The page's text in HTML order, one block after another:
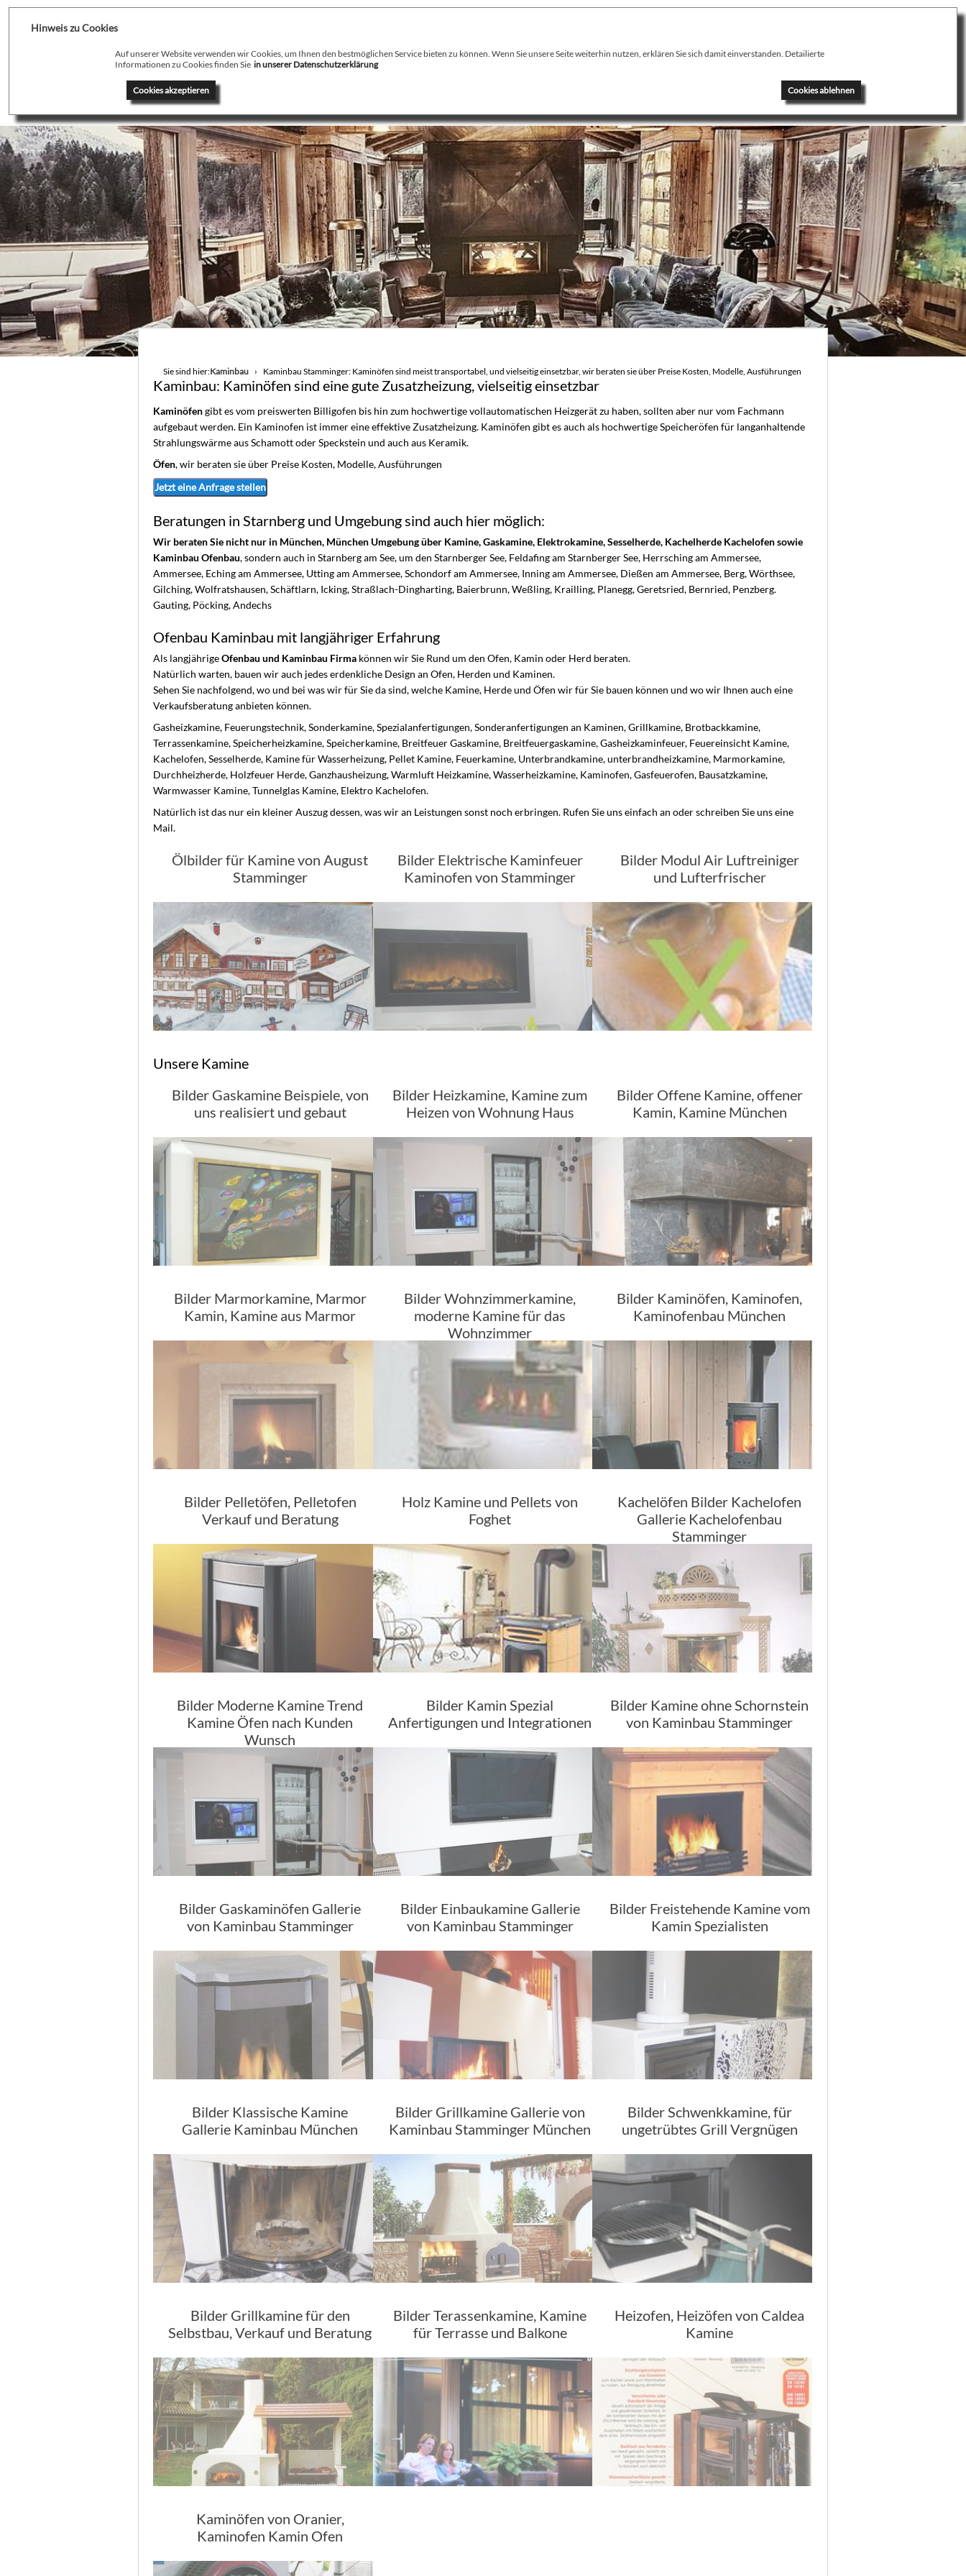
Hinweis zu Cookies
Auf unserer Website verwenden wir Cookies, um Ihnen den bestmöglichen Service bieten zu können. Wenn Sie unsere Seite weiterhin nutzen, erklären Sie sich damit einverstanden. Detailierte
Informationen zu Cookies finden Sie in unserer Datenschutzerklärung
Cookies ablehnen
Cookies akzeptieren
August Stamminger
Sie sind hier:Kaminbau Kaminbau Stamminger: Kaminöfen sind meist transportabel, und vielseitig einsetzbar, wir beraten sie über Preise Kosten, Modelle, Ausführungen
Kaminbau: Kaminöfen sind eine gute Zusatzheizung, vielseitig einsetzbar
Kaminöfengibt es vom preiswerten Billigofen bis hin zum hochwertige vollautomatischen Heizgerät zu haben, sollten aber nur vom Fachmann
aufgebaut werden. Ein Kaminofen ist immer eine effektive Zusatzheizung. Kaminöfen gibt es auch als hochwertige Speicheröfen für langanhaltende
Strahlungswärme aus Schamott oder Speckstein und auch aus Keramik.
Öfen, wir beraten sie über Preise Kosten, Modelle, Ausführungen
Jetzt eine Anfrage stellen
Beratungen in Starnberg und Umgebung sind auch hier möglich:
Wir beraten Sie nicht nur in München, München Umgebung über Kamine, Gaskamine, Elektrokamine, Sesselherde, Kachelherde Kachelofen sowie
Kaminbau Ofenbau, sondern auch in Starnberg am See, um den Starnberger See, Feldafing am Starnberger See, Herrsching am Ammersee,
Ammersee, Eching am Ammersee, Utting am Ammersee, Schondorf am Ammersee, Inning am Ammersee, Dießen am Ammersee, Berg, Wörthsee,
Gilching, Wolfratshausen, Schäftlarn, Icking, Straßlach-Dingharting, Baierbrunn, Weßling, Krailling, Planegg, Geretsried, Bernried, Penzberg.
Gauting, Pöcking, Andechs
Ofenbau Kaminbau mit langjähriger Erfahrung
Als langjährigeOfenbau und Kaminbau Firma können wir Sie Rund um den Ofen, Kamin oder Herd beraten.
Natürlich warten, bauen wir auch jedes erdenkliche Design an Ofen, Herden und Kaminen.
Sehen Sie nachfolgend, wo und bei was wir für Sie da sind, welche Kamine, Herde und Öfen wir für Sie bauen können und wo wir Ihnen auch eine
Verkaufsberatung anbieten können.
Gasheizkamine, Feuerungstechnik, Sonderkamine, Spezialanfertigungen, Sonderanfertigungen an Kaminen, Grillkamine, Brotbackkamine,
Terrassenkamine, Speicherheizkamine, Speicherkamine, Breitfeuer Gaskamine, Breitfeuergaskamine, Gasheizkaminfeuer, Feuereinsicht Kamine,
Kachelofen, Sesselherde, Kamine für Wasserheizung, Pellet Kamine, Feuerkamine, Unterbrandkamine, unterbrandheizkamine, Marmorkamine,
Durchheizherde, Holzfeuer Herde, Ganzhausheizung, Warmluft Heizkamine, Wasserheizkamine, Kaminofen, Gasfeuerofen, Bausatzkamine,
Warmwasser Kamine, Tunnelglas Kamine, Elektro Kachelofen.
Natürlich ist das nur ein kleiner Auszug dessen, was wir an Leistungen sonst noch erbringen. Rufen Sie uns einfach an oder schreiben Sie uns eine
Mail.
Ölbilder für Kamine von August
Stamminger
Bilder Elektrische Kaminfeuer
Kaminofen von Stamminger
Bilder Modul Air Luftreiniger
und Lufterfrischer
Unsere Kamine
Bilder Gaskamine Beispiele, von
uns realisiert und gebaut
Bilder Heizkamine, Kamine zum
Heizen von Wohnung Haus
Bilder Offene Kamine, offener
Kamin, Kamine München
Bilder Marmorkamine, Marmor
Kamin, Kamine aus Marmor
Bilder Wohnzimmerkamine,
moderne Kamine für das
Wohnzimmer
Bilder Kaminöfen, Kaminofen,
Kaminofenbau München
Bilder Pelletöfen, Pelletofen
Verkauf und Beratung
Holz Kamine und Pellets von
Foghet
Kachelöfen Bilder Kachelofen
Gallerie Kachelofenbau
Stamminger
Bilder Moderne Kamine Trend
Kamine Öfen nach Kunden
Wunsch
Bilder Kamin Spezial
Anfertigungen und Integrationen
Bilder Kamine ohne Schornstein
von Kaminbau Stamminger
Bilder Gaskaminöfen Gallerie
von Kaminbau Stamminger
Bilder Einbaukamine Gallerie
von Kaminbau Stamminger
Bilder Freistehende Kamine vom
Kamin Spezialisten
Bilder Klassische Kamine
Gallerie Kaminbau München
Bilder Grillkamine Gallerie von
Kaminbau Stamminger München
Bilder Schwenkkamine, für
ungetrübtes Grill Vergnügen
Bilder Grillkamine für den
Selbstbau, Verkauf und Beratung
Bilder Terassenkamine, Kamine
für Terrasse und Balkone
Heizofen, Heizöfen von Caldea
Kamine
Kaminöfen von Oranier,
Kaminofen Kamin Ofen